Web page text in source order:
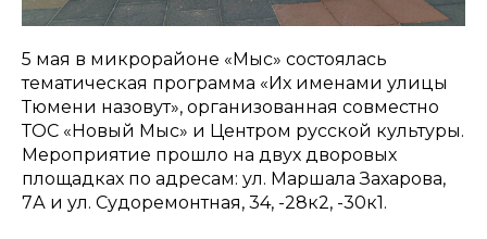
5 мая в микрорайоне «Мыс» состоялась
тематическая программа «Их именами улицы
Тюмени назовут», организованная совместно
ТОС «Новый Мыс» и Центром русской культуры.
Мероприятие прошло на двух дворовых
площадках по адресам: ул. Маршала Захарова,
7А и ул. Судоремонтная, 34, -28к2, -30к1.